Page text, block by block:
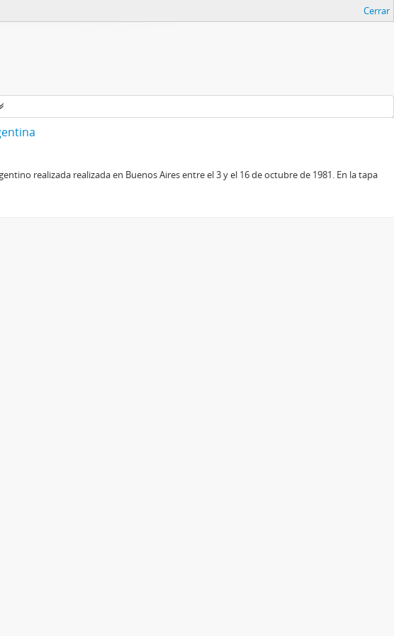
Cerrar
realizada realizada en Buenos Aires entre el 3 y el 16 de octubre de 1981. En la tapa